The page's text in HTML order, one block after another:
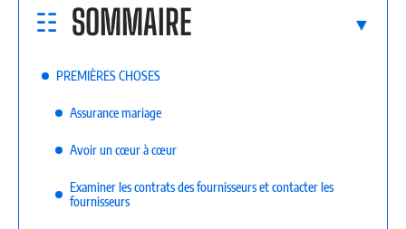
SOMMAIRE
PREMIÈRES CHOSES
Assurance mariage
Avoir un cœur à cœur
Examiner les contrats des fournisseurs et contacter les
fournisseurs